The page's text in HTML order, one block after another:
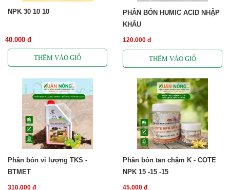
NPK 30 10 10
40.000 đ
PHÂN BÓN HUMIC ACID NHẬP
KHẨU
120.000 đ
Phân bón vi lượng TKS -
BTMET
310.000 đ
Phân bón tan chậm K - COTE
NPK 15 -15 -15
45.000 đ